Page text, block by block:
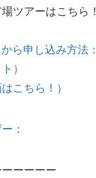
ツアーはこちら！
ら申し込み方法：
）
こちら！）
：
ーーーー